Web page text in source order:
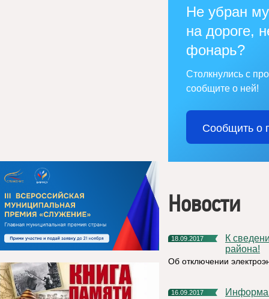
Не убран
на дороге,
фонарь?
Столкнулись с
сообщите о ней!
Сообщить о
Новости
18.09.2017
К сведению жителей и руководителей Княжпогостского
района!
Об отключении
16.09.2017